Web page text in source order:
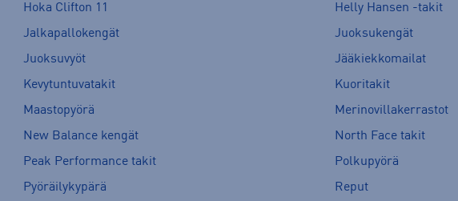
Hoka Clifton 11
Helly Hansen -takit
Jalkapallokengät
Juoksukengät
Juoksuvyöt
Jääkiekkomailat
Kevytuntuvatakit
Kuoritakit
Maastopyörä
Merinovillakerrastot
New Balance kengät
North Face takit
Peak Performance takit
Polkupyörä
Pyöräilykypärä
Reput